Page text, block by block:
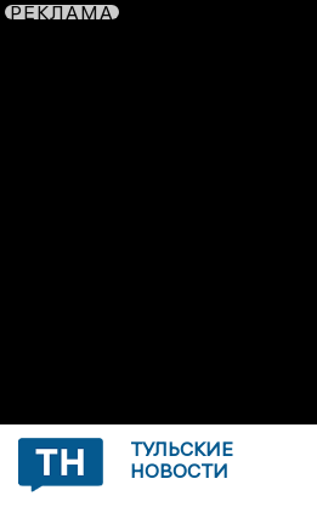
РЕКЛАМА
ТУЛЬСКИЕ
НОВОСТИ